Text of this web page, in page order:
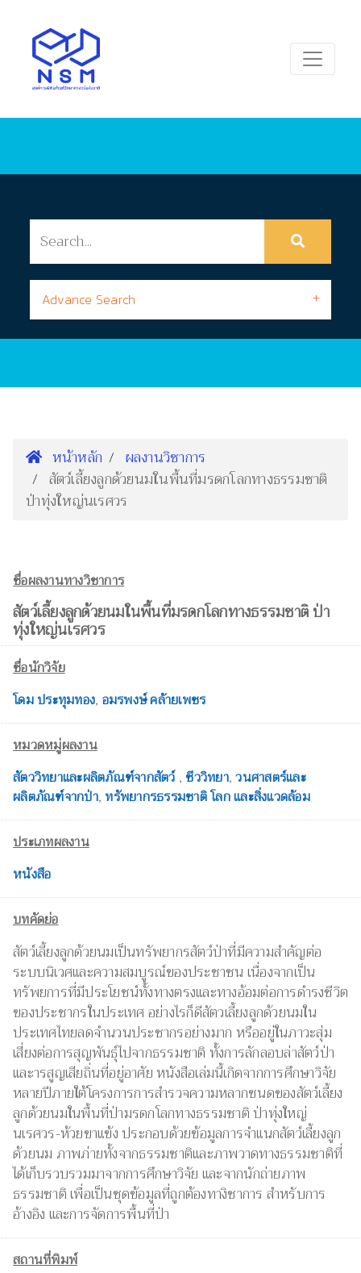
Advance Search
หน้าหลัก
ผลงานวิชาการ
สัตว์เลี้ยงลูกด้วยนมในพื้นที่มรดกโลกทางธรรมชาติ
ป่าทุ่งใหญ่นเรศวร
ชื่อผลงานทางวิชาการ
สัตว์เลี้ยงลูกด้วยนมในพื้นที่มรดกโลกทางธรรมชาติ ป่า
ทุ่งใหญ่นเรศวร
ชื่อนักวิจัย
โดม ประทุมทอง, อมรพงษ์ คล้ายเพชร
หมวดหมู่ผลงาน
สัตววิทยาและผลิตภัณฑ์จากสัตว์,ชีววิทยา,วนศาสตร์และ
ผลิตภัณฑ์จากป่า, ทรัพยากรธรรมชาติ โลก และสิ่งแวดล้อม
ประเภทผลงาน
หนังสือ
บทคัดย่อ
สัตว์เลี้ยงลูกด้วยนมเป็นทรัพยากรสัตว์ป่าที่มีความสำคัญต่อ
ระบบนิเวศและความสมบูรณ์ของประชาชน เนื่องจากเป็น
ทรัพยการที่มีประโยชน์ทั้งทางตรงและทางอ้อมต่อการดำรงชีวิต
ของประชากรในประเทศ อย่างไรก็ดีสัตวเลี้ยงลูกด้วยนมใน
ประเทศไทยลดจำนวนประชากรอย่างมาก หรืออยู่ในภาวะสุ่ม
เสี่ยงต่อการสุญพันธุ์ไปจากธรรมชาติ ทั้งการลักลอบล่าสัตว์ป่า
และารสูญเสียถิ่นที่อยู่อาศัย หนังสือเล่มนี้เกิดจากการศึกษาวิจัย
หลายปีภายใต้โครงการการสำรวจความหลากชนดของสัตว์เลี้ยง
ลูกด้วยนมในพื้นที่ป่ามรดกโลกทางธรรมชาติ ป่าทุ่งใหญ่
นเรศวร-ห้วยขาแข้ง ประกอบด้วยข้อมูลการจำแนกสัตว์เลี้ยงลูก
ด้วยนม ภาพภ่ายทั้งจากธรรมชาติและภาพวาดทางธรรมชาติที่
ได้เก็บรวบรวมมาจากการศึกษาวิจัย และจากนักถ่ายภาพ
ธรรมชาติ เพื่อเป็นชุดข้อมูลที่ถูกต้องทางิชาการ สำหรับการ
อ้างอิง และการจัดการพื้นที่ป่า
สถานที่พิมพ์